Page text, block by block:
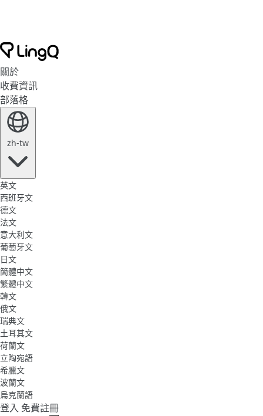
關於
收費資訊
部落格
zh-tw
英文
西班牙文
德文
法文
意大利文
葡萄牙文
日文
簡體中文
繁體中文
韓文
俄文
瑞典文
土耳其文
荷蘭文
立陶宛語
希臘文
波蘭文
烏克蘭語
登入 免費註冊